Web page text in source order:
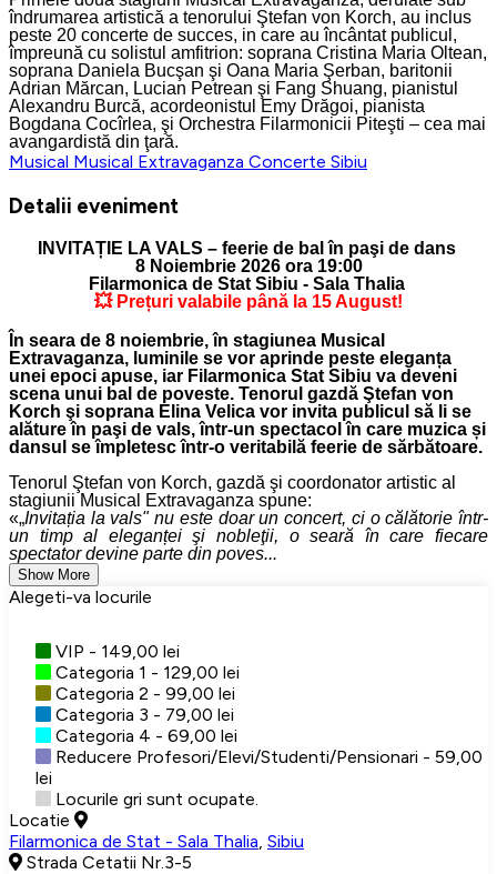
îndrumarea artistică a tenorului Ştefan von Korch, au inclus
peste 20 concerte de succes, in care au încântat publicul,
împreună cu solistul amfitrion: soprana Cristina Maria Oltean,
soprana Daniela Bucşan şi Oana Maria Şerban, baritonii
Adrian Mărcan, Lucian Petrean şi Fang Shuang, pianistul
Alexandru Burcă, acordeonistul Emy Drăgoi, pianista
Bogdana Cocîrlea, şi Orchestra Filarmonicii Piteşti – cea mai
avangardistă din ţară.
Musical Musical Extravaganza Concerte Sibiu
Detalii eveniment
INVITAȚIE LA VALS – feerie de bal în paşi de dans
8 Noiembrie 2026 ora 19:00
Filarmonica de Stat Sibiu - Sala Thalia
💥 Prețuri valabile până la 15 August!
În seara de 8 noiembrie, în stagiunea Musical
Extravaganza, luminile se vor aprinde peste eleganța
unei epoci apuse, iar Filarmonica Stat Sibiu va deveni
scena unui bal de poveste. Tenorul gazdă Ştefan von
Korch şi soprana Elina Velica vor invita publicul să li se
alăture în paşi de vals, într-un spectacol în care muzica și
dansul se împletesc într-o veritabilă feerie de sărbătoare.
Tenorul Ştefan von Korch, gazdă şi coordonator artistic al
stagiunii Musical Extravaganza spune:
«Invitația la vals" nu este doar un concert, ci o călătorie într-
un timp al eleganței şi nobleţii, o seară în care fiecare
spectator devine parte din poves...
Show More
Alegeti-va locurile
VIP - 149,00 lei
Categoria 1 - 129,00 lei
Categoria 2 - 99,00 lei
Categoria 3 - 79,00 lei
Categoria 4 - 69,00 lei
Reducere Profesori/Elevi/Studenti/Pensionari - 59,00
lei
Locurile gri sunt ocupate.
Locatie
Filarmonica de Stat - Sala Thalia Sibiu
Strada Cetatii Nr.3-5